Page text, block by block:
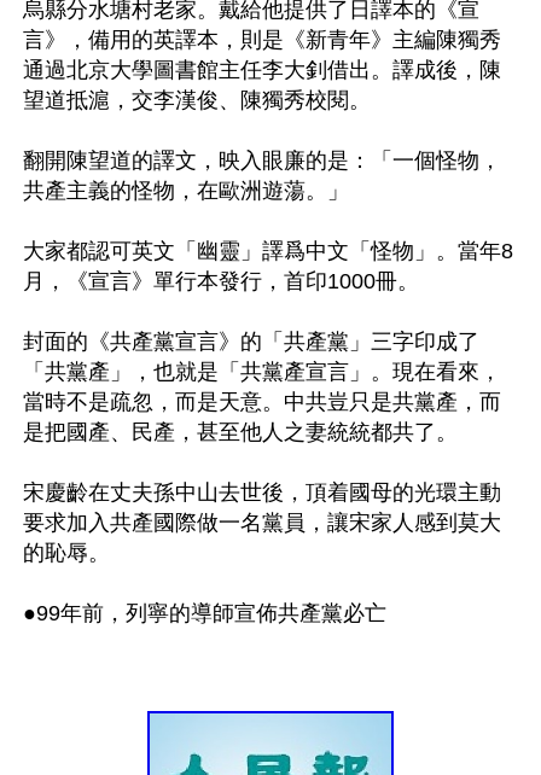
烏縣分水塘村老家。戴給他提供了日譯本的《宣
言》，備用的英譯本，則是《新青年》主編陳獨秀
通過北京大學圖書館主任李大釗借出。譯成後，陳
望道抵滬，交李漢俊、陳獨秀校閱。
翻開陳望道的譯文，映入眼廉的是：「一個怪物，
共產主義的怪物，在歐洲遊蕩。」
大家都認可英文「幽靈」譯爲中文「怪物」。當年8
月，《宣言》單行本發行，首印1000冊。
封面的《共產黨宣言》的「共產黨」三字印成了
「共黨產」，也就是「共黨產宣言」。現在看來，
當時不是疏忽，而是天意。中共豈只是共黨產，而
是把國產、民產，甚至他人之妻統統都共了。
宋慶齡在丈夫孫中山去世後，頂着國母的光環主動
要求加入共產國際做一名黨員，讓宋家人感到莫大
的恥辱。
●99年前，列寧的導師宣佈共產黨必亡